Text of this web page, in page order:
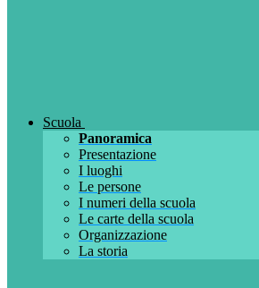
Scuola
Panoramica
Presentazione
I luoghi
Le persone
I numeri della scuola
Le carte della scuola
Organizzazione
La storia